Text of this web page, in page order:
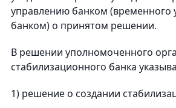
управлению банком (временного
банком) о принятом решении.
В решении уполномоченного
стабилизационного банка
1) решение о создании